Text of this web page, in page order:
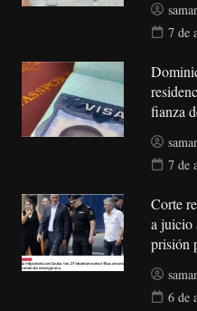
7 de
fianza
7 de
Corte
a juicio
prisión
6 de